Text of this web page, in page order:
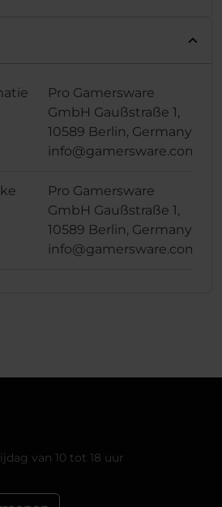
Pro Gamersware
GmbH Gaußstraße 1,
10589 Berlin, Germany
info@gamersware.com
Pro Gamersware
GmbH Gaußstraße 1,
10589 Berlin, Germany
info@gamersware.com
van 10 tot 18 uur